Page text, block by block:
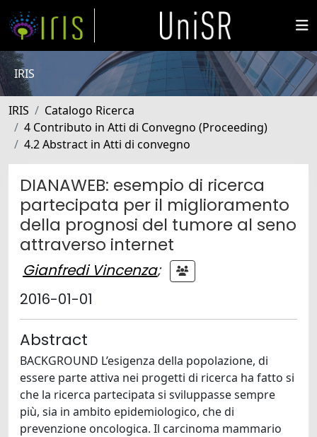
IRIS
IRIS
Catalogo Ricerca
4 Contributo in Atti di Convegno (Proceeding)
4.2 Abstract in Atti di convegno
DIANAWEB: esempio di ricerca
partecipata per il miglioramento
della prognosi del tumore al seno
attraverso internet
Gianfredi Vincenza;
2016-01-01
Abstract
BACKGROUND L’esigenza della popolazione, di
essere parte attiva nei progetti di ricerca ha fatto si
che la ricerca partecipata si sviluppasse sempre
più, sia in ambito epidemiologico, che di
prevenzione oncologica. Il carcinoma mammario